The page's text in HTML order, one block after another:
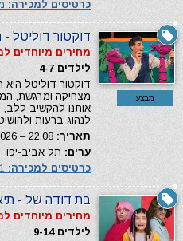
כרטיסים למכירה: מ-
מבצע
דוקטור דוליטל -
מחירים מיוחדים
לילדים 4-7
דוקטור דוליטל היא
מצחיקה ומרגשת,
אותנו להקשיב
לנהוג ברעות
תאריך:
ערים: תל אביב-יפו
כרטיסים למכירה:
בת דודה של -
מחירים מיוחדים
לילדים 9-14